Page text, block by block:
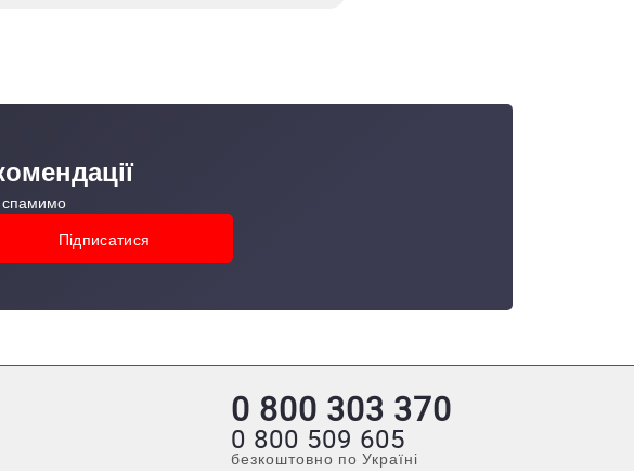
спамимо
0 800 303 370
0 800 509 605
безкоштовно по Україні